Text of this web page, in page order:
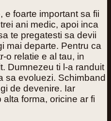
e foarte important sa fii
ani medic, apoi inca
te pregatesti sa devii
mai departe. Pentru ca
o relatie e al tau, in
Dumnezeu ti l-a randuit
sa evoluezi. Schimband
de devenire. Iar
forma, oricine ar fi